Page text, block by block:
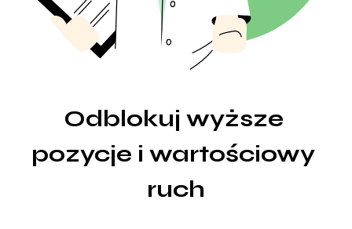
Generator pomysłów na wpisy blogowe
Odblokuj wyższe
pozycje i wartościowy
ruch